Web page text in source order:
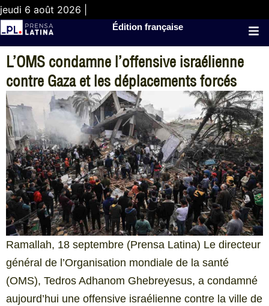
jeudi 6 août 2026 |
Édition française
L’OMS condamne l’offensive israélienne
contre Gaza et les déplacements forcés
Ramallah, 18 septembre (Prensa Latina) Le directeur
général de l’Organisation mondiale de la santé
(OMS), Tedros Adhanom Ghebreyesus, a condamné
aujourd’hui une offensive israélienne contre la ville de